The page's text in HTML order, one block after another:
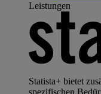
Leistungen
Statista+ bietet
spezifischen